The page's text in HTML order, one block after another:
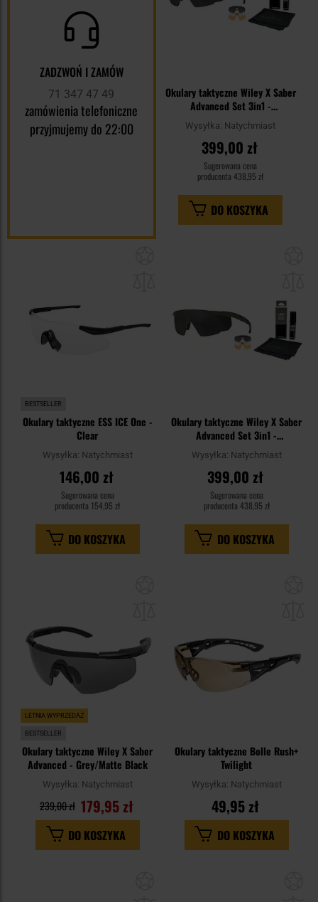
ZADZWOŃ I ZAMÓW
71 347 47 49
zamówienia telefoniczne
przyjmujemy do 22:00
Okulary taktyczne Wiley X Saber
Advanced Set 3in1 -
Grey/Clear/Light Rust/Tan +
Anti-Fog Cleaner Kit - zestaw
Wysyłka: Natychmiast
399,00 zł
Sugerowana cena
producenta 438,95 zł
DO KOSZYKA
BESTSELLER
Okulary taktyczne ESS ICE One -
Clear
Wysyłka: Natychmiast
146,00 zł
Sugerowana cena
producenta 154,95 zł
DO KOSZYKA
Okulary taktyczne Wiley X Saber
Advanced Set 3in1 -
Grey/Clear/Light Rust/OD Green
+ Anti-Fog Cleaner Kit - zestaw
Wysyłka: Natychmiast
399,00 zł
Sugerowana cena
producenta 438,95 zł
DO KOSZYKA
LETNIA WYPRZEDAŻ
BESTSELLER
Okulary taktyczne Wiley X Saber
Advanced - Grey/Matte Black
Wysyłka: Natychmiast
179,95 zł
239,00 zł
DO KOSZYKA
Okulary taktyczne Bolle Rush+
Twilight
Wysyłka: Natychmiast
49,95 zł
DO KOSZYKA